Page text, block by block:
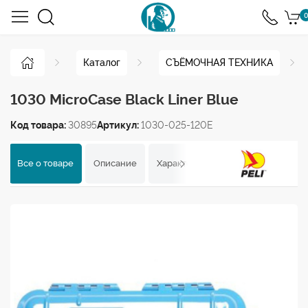
0
Каталог СЪЁМОЧНАЯ ТЕХНИКА
1030 MicroCase Black Liner Blue
Код товара: 30895Артикул:1030-025-120E
Все о товаре Описание Характеристики Отзывы